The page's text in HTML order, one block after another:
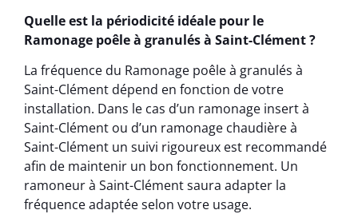
Quelle est la périodicité idéale pour le
Ramonage poêle à granulés à Saint-Clément ?
La fréquence du Ramonage poêle à granulés à
Saint-Clément dépend en fonction de votre
installation. Dans le cas d’un ramonage insert à
Saint-Clément ou d’un ramonage chaudière à
Saint-Clément un suivi rigoureux est recommandé
afin de maintenir un bon fonctionnement. Un
ramoneur à Saint-Clément saura adapter la
fréquence adaptée selon votre usage.